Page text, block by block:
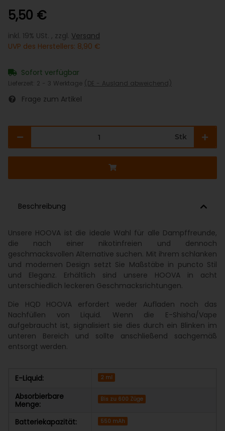
5,50 €
inkl. 19% USt. , zzgl. Versand
UVP des Herstellers: 8,90 €
Sofort verfügbar
Lieferzeit: 2 - 3 Werktage (DE - Ausland abweichend)
Frage zum Artikel
Stk
Beschreibung
Unsere HOOVA ist die ideale Wahl für alle Dampffreunde,
die nach einer nikotinfreien und dennoch
geschmacksvollen Alternative suchen. Mit ihrem schlanken
und modernen Design setzt Sie Maßstäbe in puncto Stil
und Eleganz. Erhältlich sind unsere HOOVA in acht
unterschiedlich leckeren Geschmacksrichtungen.
Die HQD HOOVA erfordert weder Aufladen noch das
Nachfüllen von Liquid. Wenn die E-Shisha/Vape
aufgebraucht ist, signalisiert sie dies durch ein Blinken im
unteren Bereich und sollte anschließend sachgemäß
entsorgt werden.
E-Liquid: 2 ml
Absorbierbare
Menge:
Bis zu 600 Züge
Batteriekapazität: 550 mAh